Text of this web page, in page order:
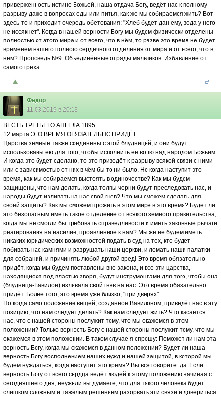
приверженность истине Божьей, наша отдача Богу, ведёт нас к полному
разрыву даже в вопросах еды или питья, как же мы собираемся жить? Вот
здесь-то и приходит очередь обетования: "Хлеб будет дан ему, вода у него
не иссякнет". Когда в нашей верности Богу мы будем физически отделены
полностью от этого мира и от всего, что в нём, то разве это время не будет
временем нашего полного сердечного отделения от мира и от всего, что в
нём? Проповедь №9. Объединённые отряды мальчиков. Избавление от
самого греха
Фёдор
11.03.2019 в 20:13
ВЕСТЬ ТРЕТЬЕГО АНГЕЛА 1895
12 марта ЭТО ВРЕМЯ ОБЯЗАТЕЛЬНО ПРИДЁТ
Царства земные также соединены с этой блудницей, и они будут
использованы ею для того, чтобы исполнить её волю над народом Божьим.
И когда это будет сделано, то это приведёт к разрыву всякой связи с ними
или с зависимостью от них в чём бы то ни было. Но когда наступит это
время, как мы собираемся выстоять в одиночестве? Как мы будем
защищены, что нам делать, когда толпы черни будут преследовать нас, и
народы будут изливать на нас свой гнев? Что мы сможем сделать для
своей защиты? Как мы сможем прожить в этом мире в это время? Будет ли
это безопасным иметь такое отделение от всякого земного правительства,
когда мы не смогли бы требовать справедливости и иметь законные рычаги
реагирования на насилие, проявленное к нам? Мы же не будем иметь
никаких юридических возможностей подать в суд на тех, кто будет
побивать нас камнями и разрушать наши церкви, и ломать наши палатки
для собраний, и причинять любой другой вред! Это время обязательно
придёт, когда мы будем поставлены вне закона, и все эти царства,
находящиеся под властью зверя, будут инструментами для того, чтобы она
(блудница-Вавилон) изливала свой гнев на нас. Это время обязательно
придёт. Более того, это время уже близко, "при дверях".
Но когда само положение вещей, созданное Вавилоном, приведёт нас в эту
позицию, что нам следует делать? Как нам следует жить? Что касается
нас, что с нашей стороны послужит тому, что мы окажемся в этом
положении? Только верность Богу с нашей стороны послужит тому, что мы
окажемся в этом положении. В таком случае я спрошу: Поможет ли нам эта
верность Богу, когда мы окажемся в данном положении? Будет ли наша
верность Богу восполнением наших нужд и нашей защитой, в которой мы
будем нуждаться, когда наступит это время? Вы все говорите: да. Если
верность Богу от всего сердца ведёт людей к этому положению начиная с
сегодняшнего дня, неужели вы думаете, что для такого человека будет
слишком сложным и тяжёлым решением разорвать эти связи и довериться